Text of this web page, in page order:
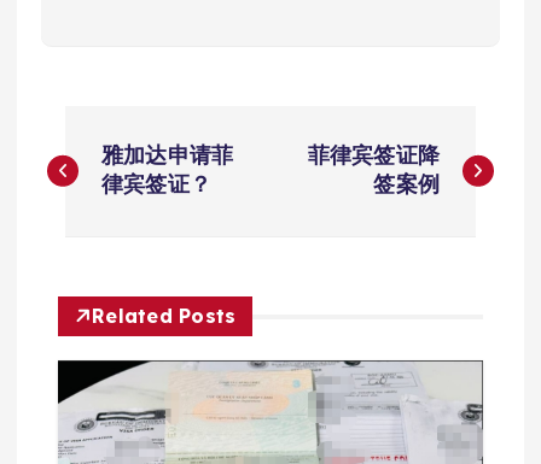
章
航
雅加达申请菲
律宾签证？
菲律宾签证降
签案例
Related Posts